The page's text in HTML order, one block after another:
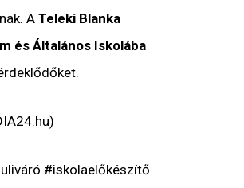
A Teleki Blanka
és Általános Iskolába
#iskolaelőkészítő